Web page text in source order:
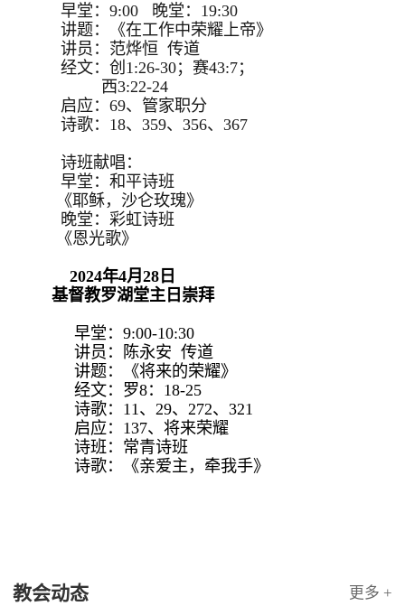
早堂：9:00 晚堂：19:30
讲题：《在工作中荣耀上帝》
讲员：范烨恒 传道
经文：创1:26-30；赛43:7；
西3:22-24
启应：69、管家职分
诗歌：18、359、356、367
诗班献唱：
早堂：和平诗班
《耶稣，沙仑玫瑰》
晚堂：彩虹诗班
《恩光歌》
2024年4月28日
基督教罗湖堂主日崇拜
早堂：9:00-10:30
讲员：陈永安 传道
讲题：《将来的荣耀》
经文：罗8：18-25
诗歌：11、29、272、321
启应：137、将来荣耀
诗班：常青诗班
诗歌：《亲爱主，牵我手》
教会动态 更多 +